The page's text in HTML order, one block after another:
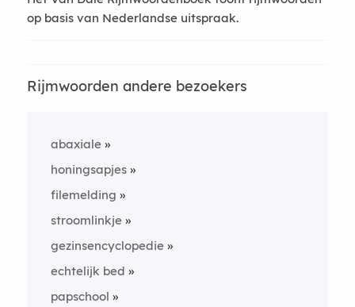
op basis van Nederlandse uitspraak.
Rijmwoorden andere bezoekers
abaxiale
honingsapjes
filemelding
stroomlinkje
gezinsencyclopedie
echtelijk bed
papschool